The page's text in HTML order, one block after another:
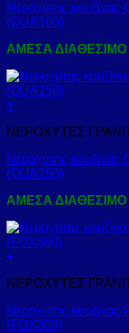
Νεροχύτης
(QUA100)
ΑΜΕΣΑ ΔΙΑΘΕΣΙΜΟ
+
ΝΕΡΟΧΥΤΕΣ
Νεροχύτης
(QUA150)
ΑΜΕΣΑ ΔΙΑΘΕΣΙΜΟ
+
ΝΕΡΟΧΥΤΕΣ
Νεροχύτης
(FOX360)